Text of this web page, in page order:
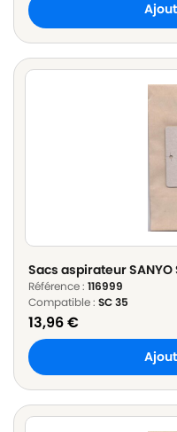
Sacs aspirateur SANYO
Référence : 116999
Compatible : SC 35
13,96€